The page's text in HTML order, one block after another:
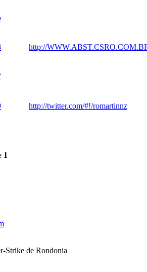
http://
http://twitter.com/#!/romartinnz
1
Strike de Rondonia